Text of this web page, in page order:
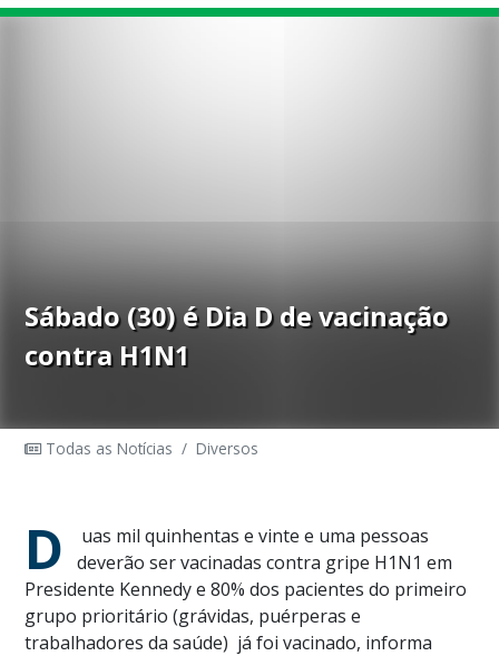
Sábado (30) é Dia D de vacinação
contra H1N1
Todas as Notícias / Diversos
D
uas mil quinhentas e vinte e uma pessoas
deverão ser vacinadas contra gripe H1N1 em
Presidente Kennedy e 80% dos pacientes do primeiro
grupo prioritário (grávidas, puérperas e
trabalhadores da saúde) já foi vacinado, informa